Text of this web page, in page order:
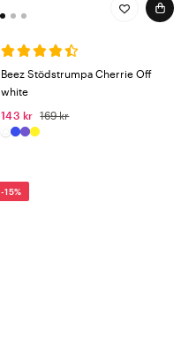
Beez Stödstrumpa Cherrie Off
white
143 kr
169 kr
-15%